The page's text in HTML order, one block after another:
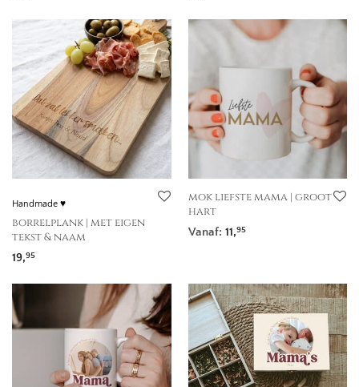
Handmade ♥
borrelplank | met eigen
tekst & naam
19,95
mok liefste mama | groot
hart
Vanaf: 11,95